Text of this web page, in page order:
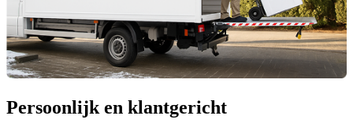
Persoonlijk en klantgericht